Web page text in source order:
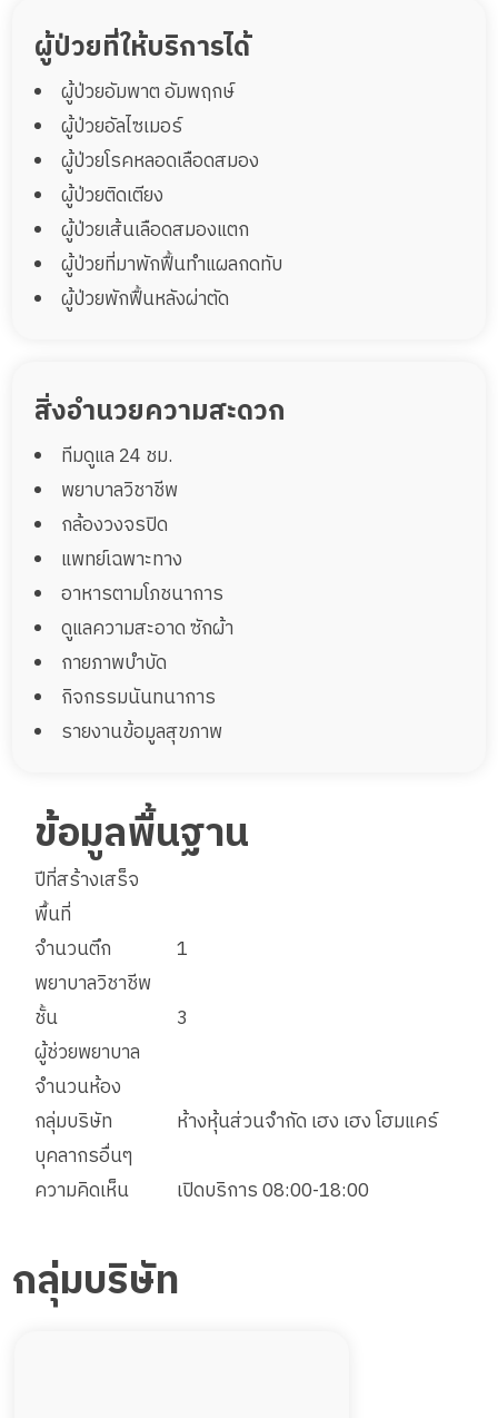
ผู้ป่วยที่ให้บริการได้
ผู้ป่วยอัมพาต อัมพฤกษ์
ผู้ป่วยอัลไซเมอร์
ผู้ป่วยโรคหลอดเลือดสมอง
ผู้ป่วยติดเตียง
ผู้ป่วยเส้นเลือดสมองแตก
ผู้ป่วยที่มาพักฟื้นทำแผลกดทับ
ผู้ป่วยพักฟื้นหลังผ่าตัด
สิ่งอำนวยความสะดวก
ทีมดูแล 24 ชม.
พยาบาลวิชาชีพ
กล้องวงจรปิด
แพทย์เฉพาะทาง
อาหารตามโภชนาการ
ดูแลความสะอาด ซักผ้า
กายภาพบำบัด
กิจกรรมนันทนาการ
รายงานข้อมูลสุขภาพ
ข้อมูลพื้นฐาน
ปีที่สร้างเสร็จ
พื้นที่
จำนวนตึก
1
พยาบาลวิชาชีพ
ชั้น
3
ผู้ช่วยพยาบาล
จำนวนห้อง
กลุ่มบริษัท
ห้างหุ้นส่วนจำกัด เฮง เฮง โฮมแคร์
บุคลากรอื่นๆ
ความคิดเห็น
เปิดบริการ 08:00-18:00
กลุ่มบริษัท